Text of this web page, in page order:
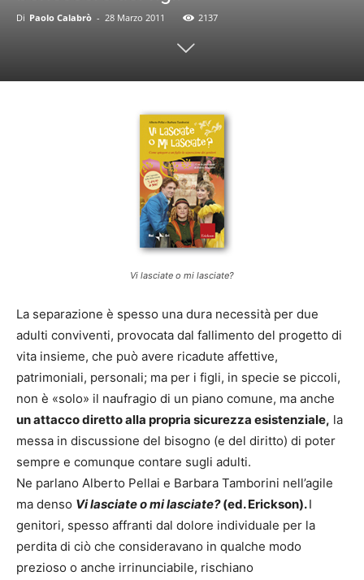
Di Paolo Calabrò - 28 Marzo 2011 2137
Vi lasciate o mi lasciate?
La separazione è spesso una dura necessità per due
adulti conviventi, provocata dal fallimento del progetto di
vita insieme, che può avere ricadute affettive,
patrimoniali, personali; ma per i figli, in specie se piccoli,
non è «solo» il naufragio di un piano comune, ma anche
un attacco diretto alla propria sicurezza esistenziale, la
messa in discussione del bisogno (e del diritto) di poter
sempre e comunque contare sugli adulti.
Ne parlano Alberto Pellai e Barbara Tamborini nell’agile
ma denso Vi lasciate o mi lasciate?(ed. Erickson).I
genitori, spesso affranti dal dolore individuale per la
perdita di ciò che consideravano in qualche modo
prezioso o anche irrinunciabile, rischiano